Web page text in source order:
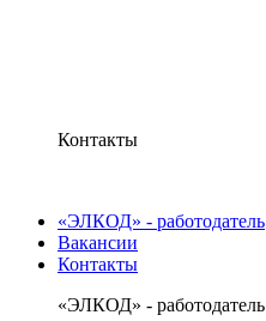
Контакты
«ЭЛКОД» - работодатель
Вакансии
Контакты
«ЭЛКОД» - работодатель